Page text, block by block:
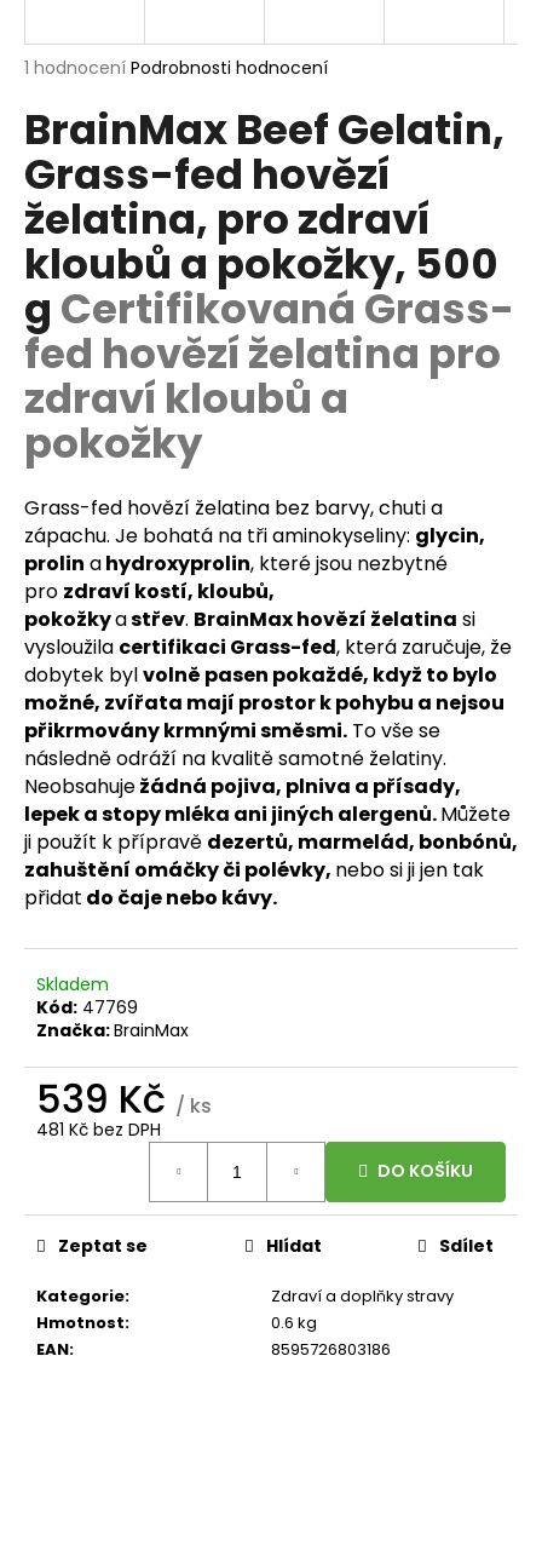
Průměrné
produktu
je
5,0
z
5
hvězdiček.
1 hodnocení Podrobnosti hodnocení
BrainMax Beef Gelatin,
Grass-fed hovězí
želatina, pro zdraví
kloubů a pokožky, 500
g Certifikovaná Grass-
fed hovězí želatina pro
zdraví kloubů a
pokožky
Grass-fed hovězí želatina bez barvy, chuti a
zápachu. Je bohatá na tři aminokyseliny: glycin,
prolin ahydroxyprolin, které jsou nezbytné
pro zdraví kostí, kloubů,
pokožkyastřev. BrainMax hovězí želatina si
vysloužila certifikaci Grass-fed, která zaručuje, že
dobytek bylvolně pasen pokaždé, když to bylo
možné, zvířata mají prostor k pohybu a nejsou
přikrmovány krmnými směsmi. To vše se
následně odráží na kvalitě samotné želatiny.
Neobsahuježádná pojiva, plniva a přísady,
lepek a stopy mléka ani jiných alergenů.Můžete
ji použít k přípravě dezertů, marmelád, bonbónů,
zahuštění omáčky či polévky, nebo si ji jen tak
přidat do čaje nebo kávy.
Skladem
Kód: 47769
Značka:BrainMax
539 Kč / ks
481 Kč bez DPH
DO KOŠÍKU
Kategorie:
Zdraví a doplňky stravy
Hmotnost:
0.6 kg
EAN: 8595726803186
Zeptat se Hlídat Sdílet
j
t
?
HLEDAT
D
o
p
o
r
u
č
u
j
e
m
e
BRAINMAX
MAGTEIN®,
HOŘČÍK
L-
TREONÁT,
90
ROSTLINNÝCH
KAPSLÍ
Kč